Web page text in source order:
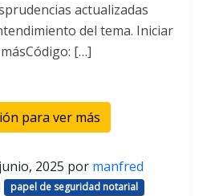
actualizadas
del tema. Iniciar
[…]
para ver más
2025 por manfred
papel de seguridad notarial